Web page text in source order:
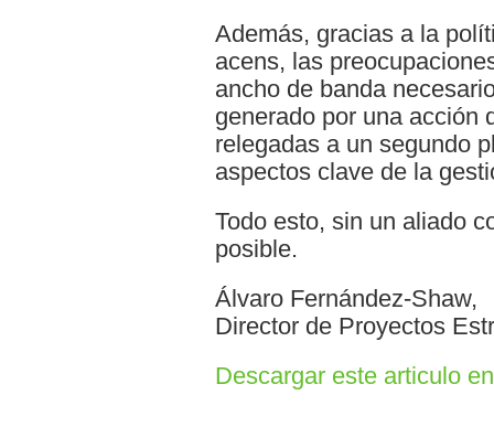
Además, gracias a la
acens, las
ancho de banda
generado por una acción
relegadas a un segundo
aspectos clave de la
Todo esto, sin un aliado
posible.
Álvaro Fernández-Shaw,
Director de Proyectos
Descargar este articulo